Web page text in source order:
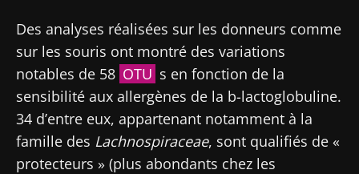
Des analyses réalisées sur les donneurs comme
sur les souris ont montré des variations
notables de 58 OTU s en fonction de la
sensibilité aux allergènes de la b-lactoglobuline.
34 d’entre eux, appartenant notamment à la
famille des Lachnospiraceae, sont qualifiés de «
protecteurs » (plus abondants chez les